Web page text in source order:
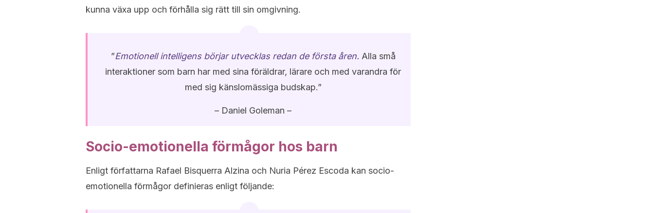
kunna växa upp och förhålla sig rätt till sin omgivning.
”Emotionell intelligens börjar utvecklas redan de första åren. Alla små
interaktioner som barn har med sina föräldrar, lärare och med varandra för
med sig känslomässiga budskap.”
– Daniel Goleman –
Socio-emotionella förmågor hos barn
Enligt författarna Rafael Bisquerra Alzina och Nuria Pérez Escoda kan socio-
emotionella förmågor definieras enligt följande: